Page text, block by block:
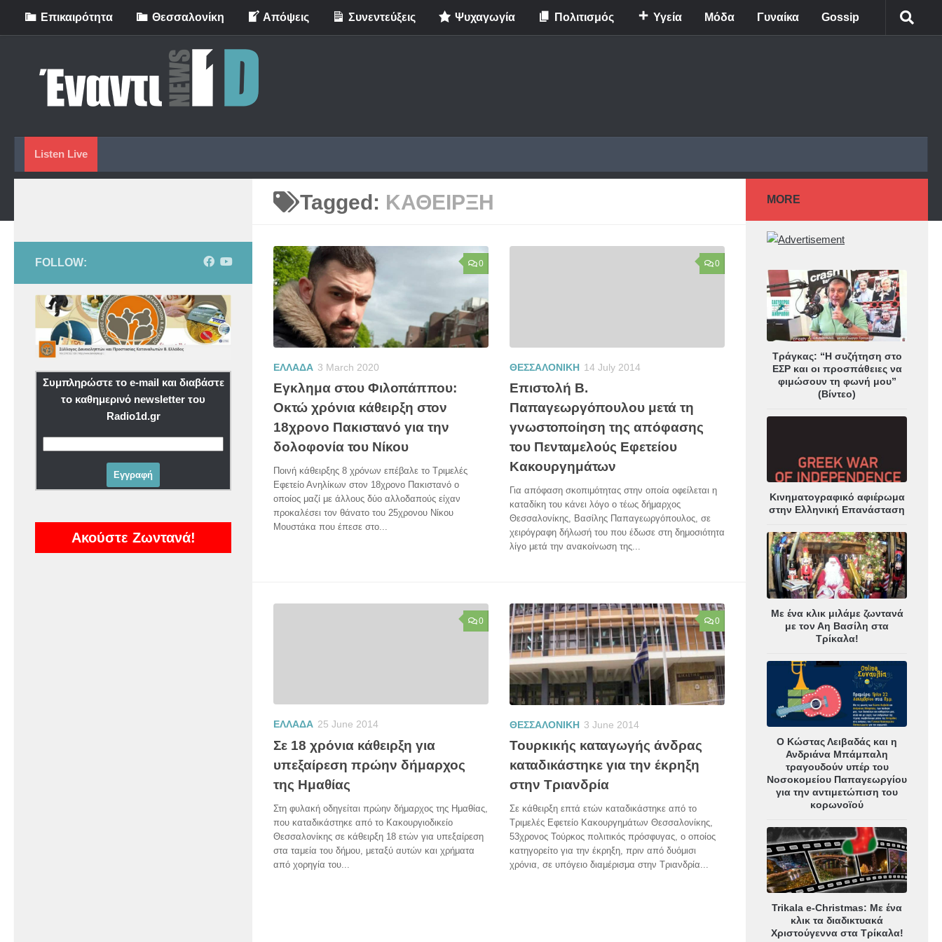
Skip to content
Eπικαιρότητα Θεσσαλονίκη Απόψεις Συνεντεύξεις Ψυχαγωγία Πολιτισμός Υγεία Μόδα Γυναίκα Gossip
Listen Live
Tagged: ΚΑΘΕΙΡΞΗ
0
ΕΛΛΑΔΑ 3 March 2020
Εγκλημα στου Φιλοπάππου:
Οκτώ χρόνια κάθειρξη στον
18χρονο Πακιστανό για την
δολοφονία του Νίκου
Ποινή κάθειρξης 8 χρόνων επέβαλε το Τριμελές
Εφετείο Ανηλίκων στον 18χρονο Πακιστανό ο
οποίος μαζί με άλλους δύο αλλοδαπούς είχαν
προκαλέσει τον θάνατο του 25χρονου Νίκου
Μουστάκα που έπεσε στο...
0
ΘΕΣΣΑΛΟΝΙΚΗ 14 July 2014
Επιστολή Β.
Παπαγεωργόπουλου μετά τη
γνωστοποίηση της απόφασης
του Πενταμελούς Εφετείου
Κακουργημάτων
Για απόφαση σκοπιμότητας στην οποία οφείλεται η
καταδίκη του κάνει λόγο ο τέως δήμαρχος
Θεσσαλονίκης, Βασίλης Παπαγεωργόπουλος, σε
χειρόγραφη δήλωσή του που έδωσε στη δημοσιότητα
λίγο μετά την ανακοίνωση της...
0
ΕΛΛΑΔΑ 25 June 2014
Σε 18 χρόνια κάθειρξη για
υπεξαίρεση πρώην δήμαρχος
της Ημαθίας
Στη φυλακή οδηγείται πρώην δήμαρχος της Ημαθίας,
που καταδικάστηκε από το Κακουργιοδικείο
Θεσσαλονίκης σε κάθειρξη 18 ετών για υπεξαίρεση
στα ταμεία του δήμου, μεταξύ αυτών και χρήματα
από χορηγία του...
0
ΘΕΣΣΑΛΟΝΙΚΗ 3 June 2014
Τουρκικής καταγωγής άνδρας
καταδικάστηκε για την έκρηξη
στην Τριανδρία
Σε κάθειρξη επτά ετών καταδικάστηκε από το
Τριμελές Εφετείο Κακουργημάτων Θεσσαλονίκης,
53χρονος Τούρκος πολιτικός πρόσφυγας, ο οποίος
κατηγορείτο για την έκρηξη, πριν από δυόμισι
χρόνια, σε υπόγειο διαμέρισμα στην Τριανδρία...
FOLLOW:
Συμπληρώστε το e-mail και διαβάστε
το καθημερινό newsletter του
Radio1d.gr
Ακούστε Ζωντανά!
MORE
Τράγκας: “Η συζήτηση στο
ΕΣΡ και οι προσπάθειες να
φιμώσουν τη φωνή μου”
(Βίντεο)
Κινηματογραφικό αφιέρωμα
στην Ελληνική Επανάσταση
Με ένα κλικ μιλάμε ζωντανά
με τον Αη Βασίλη στα
Τρίκαλα!
Ο Κώστας Λειβαδάς και η
Ανδριάνα Μπάμπαλη
τραγουδούν υπέρ του
Νοσοκομείου Παπαγεωργίου
για την αντιμετώπιση του
κορωνοϊού
Trikala e-Christmas: Με ένα
κλικ τα διαδικτυακά
Χριστούγεννα στα Τρίκαλα!